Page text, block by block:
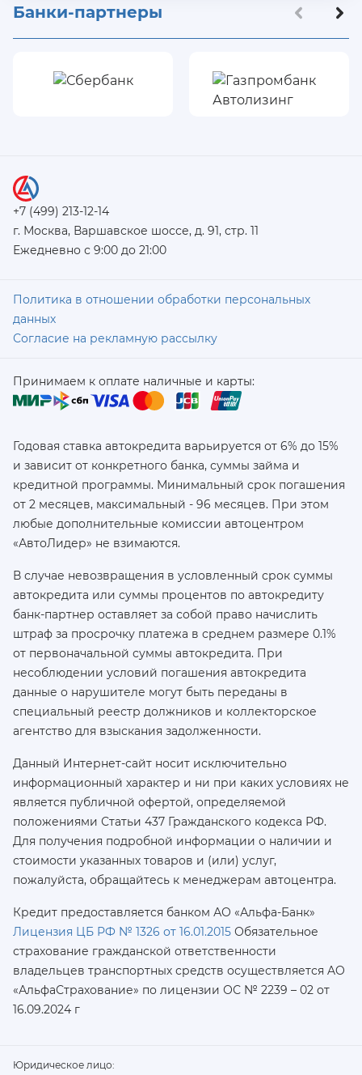
Банки-партнеры
+7 (499) 213-12-14
г. Москва, Варшавское шоссе, д. 91, стр. 11
Ежедневно с 9:00 до 21:00
Политика в отношении обработки персональных
данных
Согласие на рекламную рассылку
Принимаем к оплате наличные и карты:
Годовая ставка автокредита варьируется от 6% до 15%
и зависит от конкретного банка, суммы займа и
кредитной программы. Минимальный срок погашения
от 2 месяцев, максимальный - 96 месяцев. При этом
любые дополнительные комиссии автоцентром
«АвтоЛидер» не взимаются.
В случае невозвращения в условленный срок суммы
автокредита или суммы процентов по автокредиту
банк-партнер оставляет за собой право начислить
штраф за просрочку платежа в среднем размере 0.1%
от первоначальной суммы автокредита. При
несоблюдении условий погашения автокредита
данные о нарушителе могут быть переданы в
специальный реестр должников и коллекторское
агентство для взыскания задолженности.
Данный Интернет-сайт носит исключительно
информационный характер и ни при каких условиях не
является публичной офертой, определяемой
положениями Статьи 437 Гражданского кодекса РФ.
Для получения подробной информации о наличии и
стоимости указанных товаров и (или) услуг,
пожалуйста, обращайтесь к менеджерам автоцентра.
Кредит предоставляется банком АО «Альфа-Банк»
Лицензия ЦБ РФ № 1326 от 16.01.2015 Обязательное
страхование гражданской ответственности
владельцев транспортных средств осуществляется AO
«АльфаСтрахование» по лицензии ОС № 2239 – 02 от
16.09.2024 г
Юридическое лицо: